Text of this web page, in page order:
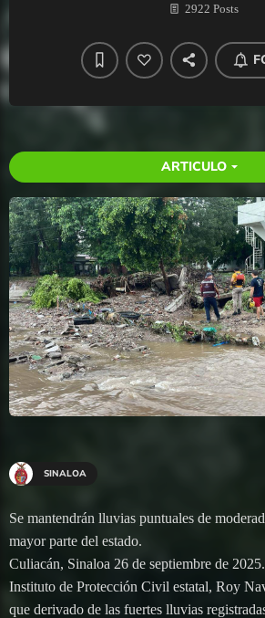
2922 Posts
ARTICULO arrow_drop_down
SINALOA
Se mantendrán lluvias puntuales de
mayor parte del estado.
Culiacán, Sinaloa 26 de septiembre de
Instituto de Protección Civil estatal, Roy
que derivado de las fuertes lluvias